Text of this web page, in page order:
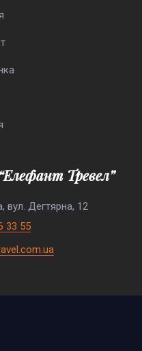
Тревел”
вул. Дегтярна, 12
33 55